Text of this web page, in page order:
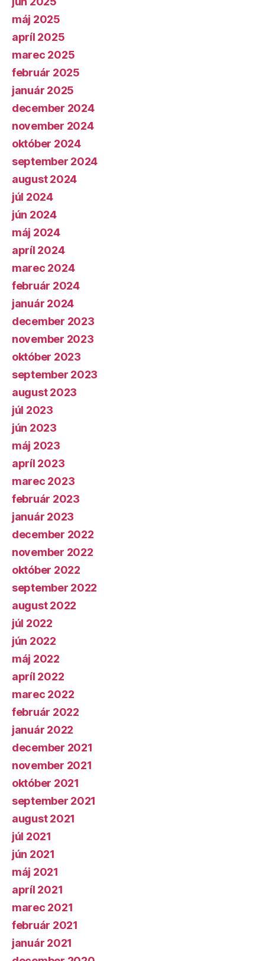
máj 2025
apríl 2025
marec 2025
február 2025
január 2025
december 2024
november 2024
október 2024
september 2024
august 2024
júl 2024
jún 2024
máj 2024
apríl 2024
marec 2024
február 2024
január 2024
december 2023
november 2023
október 2023
september 2023
august 2023
júl 2023
jún 2023
máj 2023
apríl 2023
marec 2023
február 2023
január 2023
december 2022
november 2022
október 2022
september 2022
august 2022
júl 2022
jún 2022
máj 2022
apríl 2022
marec 2022
február 2022
január 2022
december 2021
november 2021
október 2021
september 2021
august 2021
júl 2021
jún 2021
máj 2021
apríl 2021
marec 2021
február 2021
január 2021